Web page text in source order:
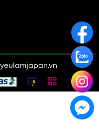
yeulamjapan.vn